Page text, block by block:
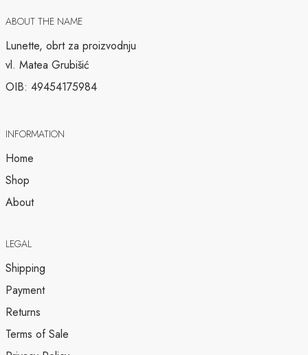
ABOUT THE NAME
Lunette, obrt za proizvodnju
vl. Matea Grubišić
OIB: 49454175984
INFORMATION
Home
Shop
About
LEGAL
Shipping
Payment
Returns
Terms of Sale